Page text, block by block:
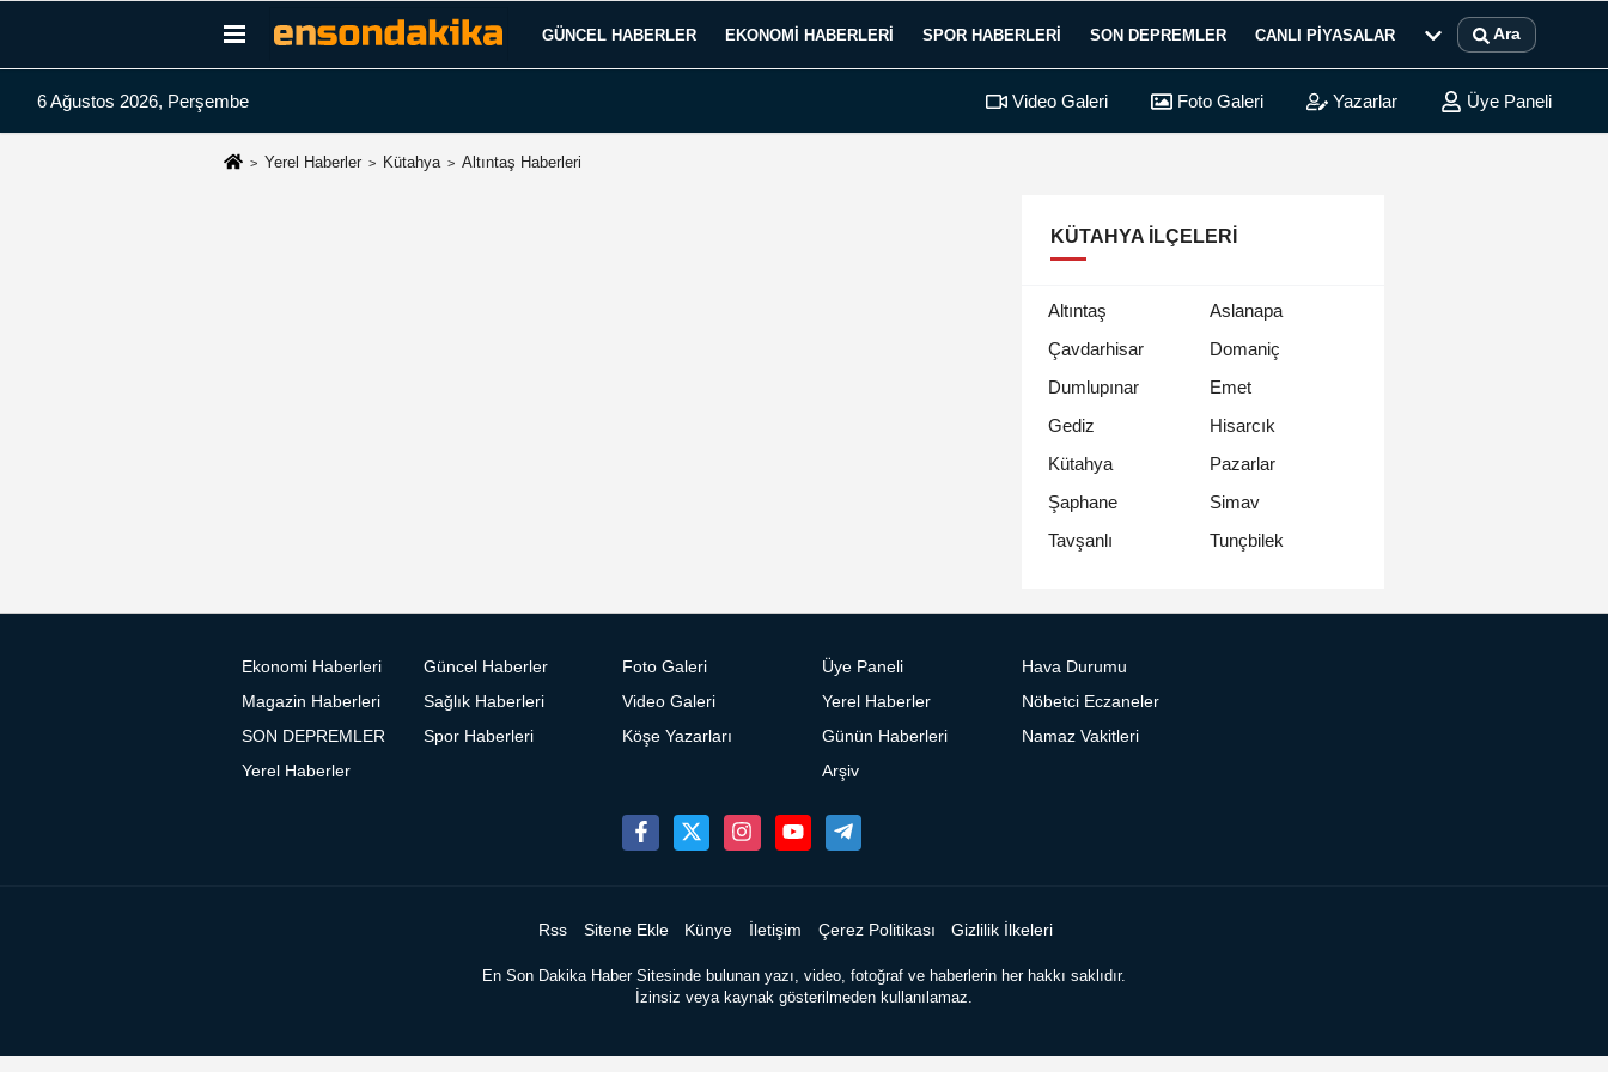
GÜNCEL HABERLER EKONOMI HABERLERI SPOR HABERLERI SON DEPREMLER CANLI PIYASALAR Ara
6 Ağustos 2026, Perşembe Video Galeri Foto Galeri Yazarlar Üye Paneli
Yerel Haberler Kütahya Altıntaş Haberleri
KÜTAHYA İLÇELERI
Altıntaş
Aslanapa
Çavdarhisar
Domaniç
Dumlupınar
Emet
Gediz
Hisarcık
Kütahya
Pazarlar
Şaphane
Simav
Tavşanlı
Tunçbilek
Ekonomi Haberleri
Güncel Haberler
Magazin Haberleri
Sağlık Haberleri
SON DEPREMLER
Spor Haberleri
Yerel Haberler
Foto Galeri
Video Galeri
Köşe Yazarları
Üye Paneli
Yerel Haberler
Günün Haberleri
Arşiv
Hava Durumu
Nöbetci Eczaneler
Namaz Vakitleri
Rss Sitene Ekle Künye İletişim Çerez Politikası Gizlilik İlkeleri
En Son Dakika Haber Sitesinde bulunan yazı, video, fotoğraf ve haberlerin her hakkı saklıdır.
İzinsiz veya kaynak gösterilmeden kullanılamaz.